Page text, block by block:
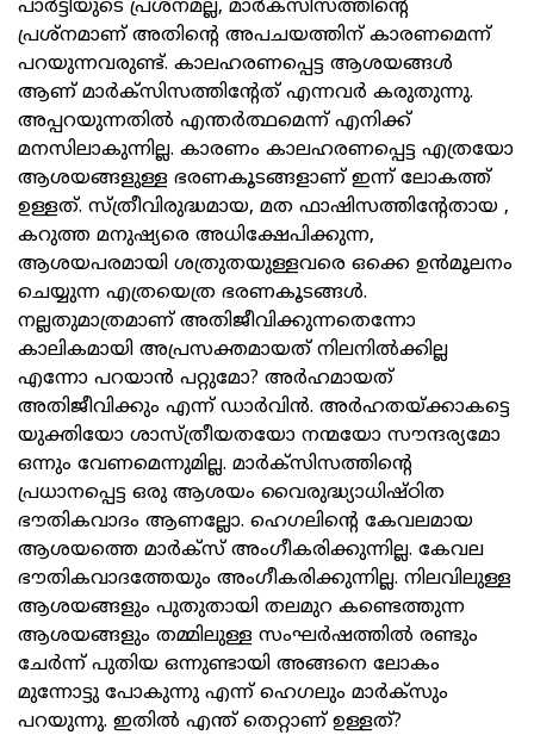
പാര്‍ട്ടിയുടെ പ്രശ്‌നമല്ല, മാര്‍ക്‌സിസത്തിന്റെ
പ്രശ്‌നമാണ് അതിന്റെ അപചയത്തിന് കാരണമെന്ന്
പറയുന്നവരുണ്ട്. കാലഹരണപ്പെട്ട ആശയങ്ങള്‍
ആണ് മാര്‍ക്‌സിസത്തിന്റേത് എന്നവര്‍ കരുതുന്നു.
അപ്പറയുന്നതില്‍ എന്തര്‍ത്ഥമെന്ന് എനിക്ക്
മനസിലാകുന്നില്ല. കാരണം കാലഹരണപ്പെട്ട എത്രയോ
ആശയങ്ങളുള്ള ഭരണകൂടങ്ങളാണ് ഇന്ന് ലോകത്ത്
ഉള്ളത്. സ്ത്രീവിരുദ്ധമായ, മത ഫാഷിസത്തിന്റേതായ ,
കറുത്ത മനുഷ്യരെ അധിക്ഷേപിക്കുന്ന,
ആശയപരമായി ശത്രുതയുള്ളവരെ ഒക്കെ ഉന്‍മൂലനം
ചെയ്യുന്ന എത്രയെത്ര ഭരണകൂടങ്ങള്‍.
നല്ലതുമാത്രമാണ് അതിജീവിക്കുന്നതെന്നോ
കാലികമായി അപ്രസക്തമായത് നിലനില്‍ക്കില്ല
എന്നോ പറയാന്‍ പറ്റുമോ? അര്‍ഹമായത്
അതിജീവിക്കും എന്ന് ഡാര്‍വിന്‍. അര്‍ഹതയ്ക്കാകട്ടെ
യുക്തിയോ ശാസ്ത്രീയതയോ നന്മയോ സൗന്ദര്യമോ
ഒന്നും വേണമെന്നുമില്ല. മാര്‍ക്‌സിസത്തിന്റെ
പ്രധാനപ്പെട്ട ഒരു ആശയം വൈരുദ്ധ്യാധിഷ്ഠിത
ഭൗതികവാദം ആണല്ലോ. ഹെഗലിന്റെ കേവലമായ
ആശയത്തെ മാര്‍ക്‌സ് അംഗീകരിക്കുന്നില്ല. കേവല
ഭൗതികവാദത്തേയും അംഗീകരിക്കുന്നില്ല. നിലവിലുള്ള
ആശയങ്ങളും പുതുതായി തലമുറ കണ്ടെത്തുന്ന
ആശയങ്ങളും തമ്മിലുള്ള സംഘര്‍ഷത്തില്‍ രണ്ടും
ചേര്‍ന്ന് പുതിയ ഒന്നുണ്ടായി അങ്ങനെ ലോകം
മുന്നോട്ടു പോകുന്നു എന്ന് ഹെഗലും മാര്‍ക്‌സും
പറയുന്നു. ഇതില്‍ എന്ത് തെറ്റാണ് ഉള്ളത്?